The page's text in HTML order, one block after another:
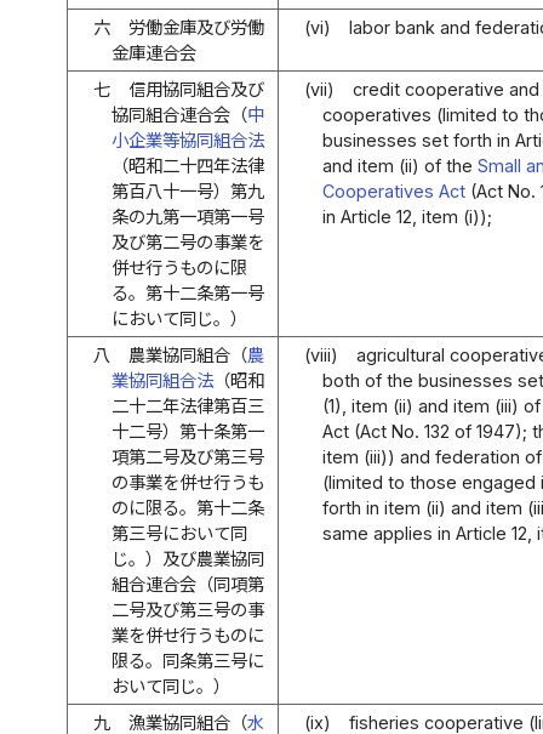
六
労働金庫及び労働
金庫連合会
(vi) labor bank and
七
信用協同組合及び
協同組合連合会（中
小企業等協同組合法
（昭和二十四年法律
第百八十一号）第九
条の九第一項第一号
及び第二号の事業を
併せ行うものに限
る。第十二条第一号
において同じ。）
(vii)
credit cooperative
cooperatives (limited to
businesses set forth in
and item (ii) of the Small
Cooperatives Act(Act No.
in Article 12, item (i));
八 農業協同組合（農
業協同組合法（昭和
二十二年法律第百三
十二号）第十条第一
項第二号及び第三号
の事業を併せ行うも
のに限る。第十二条
第三号において同
じ。）及び農業協同
組合連合会（同項第
二号及び第三号の事
業を併せ行うものに
限る。同条第三号に
おいて同じ。）
(viii)
agricultural
both of the businesses
(1), item (ii) and item (iii)
Act (Act No. 132 of 1947);
item (iii)) and federation
(limited to those
forth in item (ii) and item
same applies in Article 12,
九 漁業協同組合（水
(ix)
fisheries cooperative